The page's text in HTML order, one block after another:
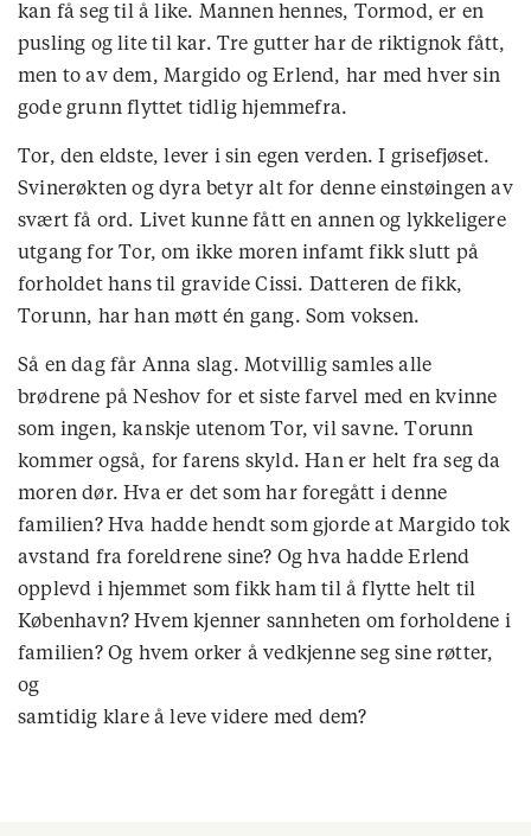
kan få seg til å like. Mannen hennes, Tormod, er en
pusling og lite til kar. Tre gutter har de riktignok fått,
men to av dem, Margido og Erlend, har med hver sin
gode grunn flyttet tidlig hjemmefra.
Tor, den eldste, lever i sin egen verden. I grisefjøset.
Svinerøkten og dyra betyr alt for denne einstøingen av
svært få ord. Livet kunne fått en annen og lykkeligere
utgang for Tor, om ikke moren infamt fikk slutt på
forholdet hans til gravide Cissi. Datteren de fikk,
Torunn, har han møtt én gang. Som voksen.
Så en dag får Anna slag. Motvillig samles alle
brødrene på Neshov for et siste farvel med en kvinne
som ingen, kanskje utenom Tor, vil savne. Torunn
kommer også, for farens skyld. Han er helt fra seg da
moren dør. Hva er det som har foregått i denne
familien? Hva hadde hendt som gjorde at Margido tok
avstand fra foreldrene sine? Og hva hadde Erlend
opplevd i hjemmet som fikk ham til å flytte helt til
København? Hvem kjenner sannheten om forholdene i
familien? Og hvem orker å vedkjenne seg sine røtter,
og
samtidig klare å leve videre med dem?